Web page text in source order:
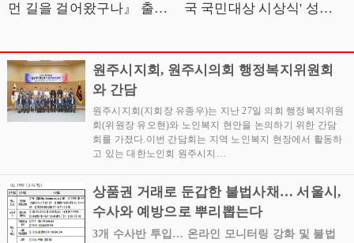
먼 길을 걸어왔구나』 출판
국 국민대상 시상식' 성황
원주시지회, 원주시의회 행정복지위원회
와 간담
원주시지회(지회장 유종우)는 지난 27일 의회 행정복지위원
회(위원장 유오현)와 노인복지 현안을 논의하기 위한 간담
회를 가졌다.이번 간담회는 지역 노인복지 현장에서 활동하
고 있는 대한노인회 원주시지…
상품권 거래로 둔갑한 불법사채… 서울시,
수사와 예방으로 뿌리뽑는다
3개 수사반 투입… 온라인 모니터링 강화 및 불법